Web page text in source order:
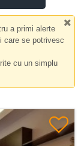
a primi alerte
care se potrivesc
cu un simplu